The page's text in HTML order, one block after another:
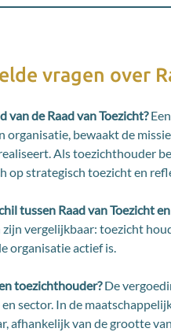
vragen over
van de Raad van Toezicht?
organisatie, bewaakt de
Als toezichthouder
op strategisch toezicht en
tussen Raad van Toezicht
zijn vergelijkbaar: toezicht
organisatie actief is.
toezichthouder?De
sector. In de
afhankelijk van de grootte